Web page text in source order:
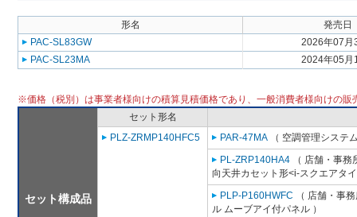
形名
発売日
PAC-SL83GW
2026年07月
PAC-SL23MA
2024年05月
※価格（税別）は事業者様向けの積算見積価格であり、一般消費者様向けの販
セット構成品
セット形名
PLZ-ZRMP140HFC5
PAR-47MA （ 空調管理システ
PL-ZRP140HA4 （ 店舗・事
向天井カセット形<i-スクエアタ
PLP-P160HWFC （ 店舗・事
ル ムーブアイ付パネル ）